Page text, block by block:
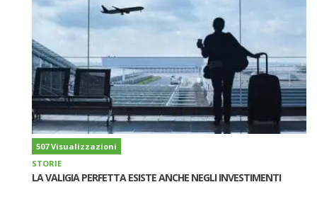
507 Visualizzazioni
STORIE
LA VALIGIA PERFETTA ESISTE ANCHE NEGLI INVESTIMENTI